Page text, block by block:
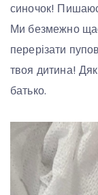
синочок!
Ми безмежно
перерізати
твоя дитина!
батько.